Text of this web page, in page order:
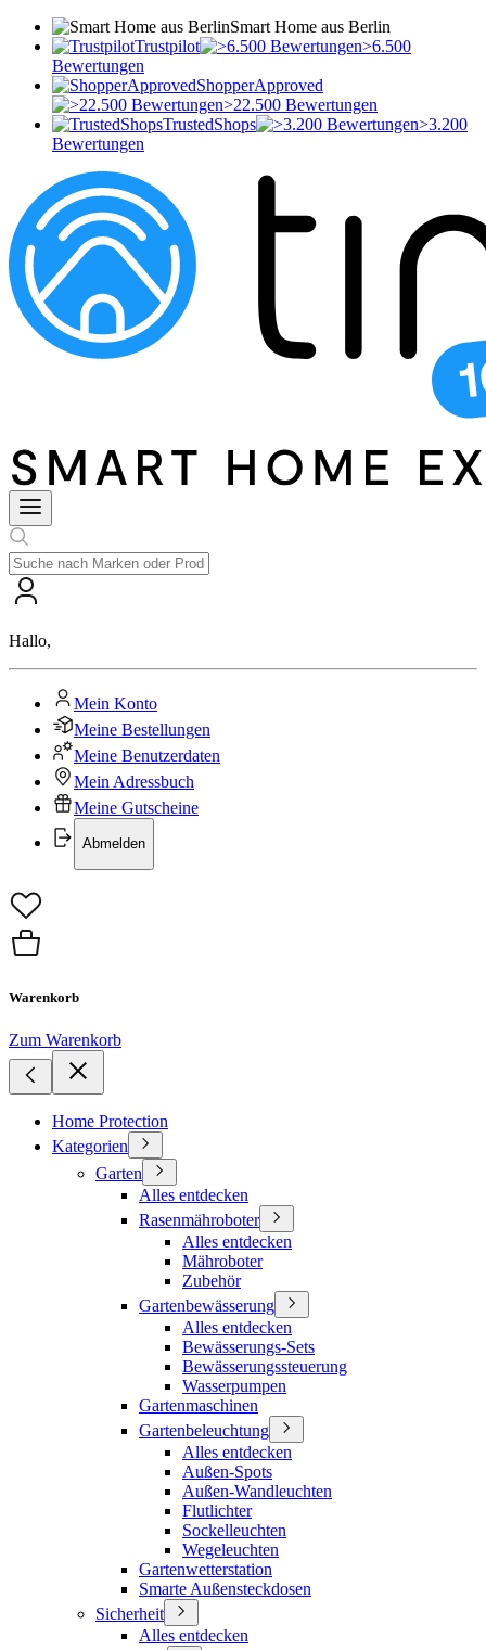
Smart Home aus Berlin
Trustpilot
>6.500
Bewertungen
ShopperApproved
>22.500 Bewertungen
TrustedShops
>3.200
Bewertungen
Hallo,
Mein Konto
Meine Bestellungen
Meine Benutzerdaten
Mein Adressbuch
Meine Gutscheine
Abmelden
Warenkorb
Zum Warenkorb
Home Protection
Kategorien
Garten
Alles entdecken
Rasenmähroboter
Alles entdecken
Mähroboter
Zubehör
Gartenbewässerung
Alles entdecken
Bewässerungs-Sets
Bewässerungssteuerung
Wasserpumpen
Gartenmaschinen
Gartenbeleuchtung
Alles entdecken
Außen-Spots
Außen-Wandleuchten
Flutlichter
Sockelleuchten
Wegeleuchten
Gartenwetterstation
Smarte Außensteckdosen
Sicherheit
Alles entdecken